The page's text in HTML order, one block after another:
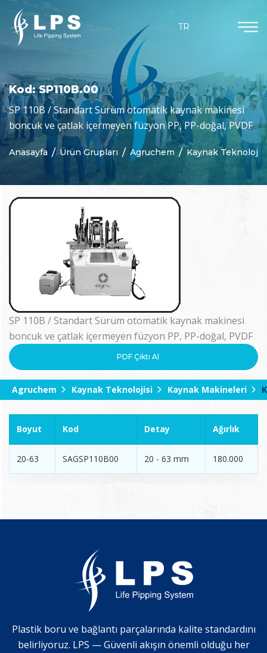
TR
Kod: SP110B.00
SP 110B / Standart Sürüm otomatik kaynak makinesi
boncuk ve çatlak içermeyen füzyon PP, PP-doğal, PVDF
Anasayfa Ürün Grupları Agruchem Kaynak Teknolojisi
SP 110B / Standart Sürüm otomatik kaynak makinesi
boncuk ve çatlak içermeyen füzyon PP, PP-doğal, PVDF
PDF Çıktı Al
Agruchem Kaynak Teknolojisi Kaynak Makineleri
Boyut Kod Detay Ağırlık
20-63 SAGSP110B00 20 - 63 mm 180.000
Plastik boru ve bağlantı parçalarında kalite standardını
belirliyoruz. LPS — Güvenli akışın önemli olduğu her
Hakkımızda
Misyon & Vizyon
Neden Biz
Agruchem
Agruline
Yarı Mamul Ürünler
Purad
Özelleştirilmiş Parçalar
Kaynak Teknolojisi
Haberler
Bloglar
Kataloglar
Sertifikalar